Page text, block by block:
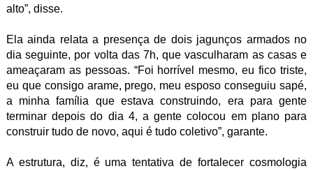
alto”, disse.
Ela ainda relata a presença de dois jagunços armados no
dia seguinte, por volta das 7h, que vasculharam as casas e
ameaçaram as pessoas. “Foi horrível mesmo, eu fico triste,
eu que consigo arame, prego, meu esposo conseguiu sapé,
a minha família que estava construindo, era para gente
terminar depois do dia 4, a gente colocou em plano para
construir tudo de novo, aqui é tudo coletivo”, garante.
A estrutura, diz, é uma tentativa de fortalecer cosmologia